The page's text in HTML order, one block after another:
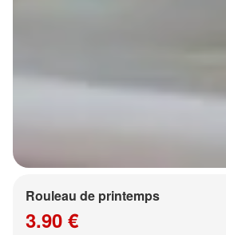
Rouleau de printemps
3.90 €